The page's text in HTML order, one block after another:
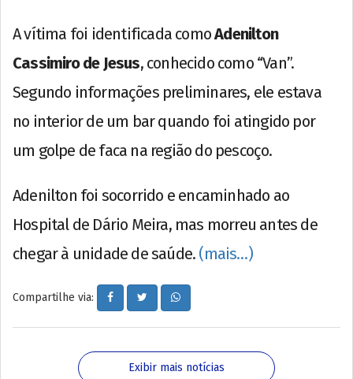
A vítima foi identificada comoAdenilton
Cassimiro de Jesus, conhecido como “Van”.
Segundo informações preliminares, ele estava
no interior de um bar quando foi atingido por
um golpe de faca na região do pescoço.
Adenilton foi socorrido e encaminhado ao
Hospital de Dário Meira, mas morreu antes de
chegar à unidade de saúde. (mais…)
Compartilhe via:
Exibir mais notícias